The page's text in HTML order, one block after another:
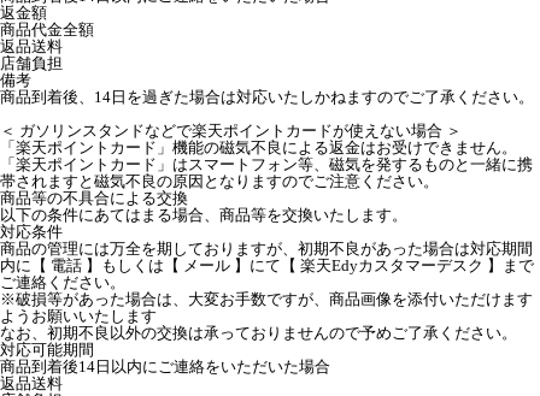
返金額
商品代金全額
返品送料
店舗負担
備考
商品到着後、14日を過ぎた場合は対応いたしかねますのでご了承ください。
＜ ガソリンスタンドなどで楽天ポイントカードが使えない場合 ＞
「楽天ポイントカード」機能の磁気不良による返金はお受けできません。
「楽天ポイントカード」はスマートフォン等、磁気を発するものと一緒に携
帯されますと磁気不良の原因となりますのでご注意ください。
商品等の不具合による交換
以下の条件にあてはまる場合、商品等を交換いたします。
対応条件
商品の管理には万全を期しておりますが、初期不良があった場合は対応期間
内に【 電話 】もしくは【 メール 】にて【 楽天Edyカスタマーデスク 】まで
ご連絡ください。
※破損等があった場合は、大変お手数ですが、商品画像を添付いただけます
ようお願いいたします
なお、初期不良以外の交換は承っておりませんので予めご了承ください。
対応可能期間
商品到着後14日以内にご連絡をいただいた場合
返品送料